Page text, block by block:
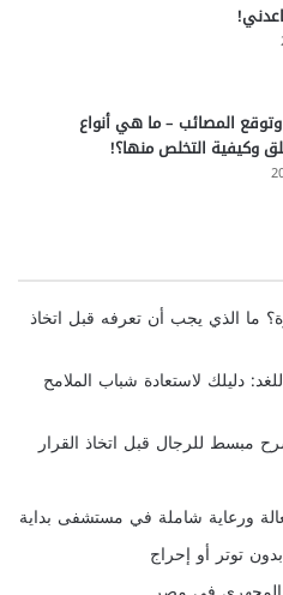
وتوقع المصائب – ما هي أنواع
وكيفية التخلص منها؟!
ما الذي يجب أن تعرفه قبل اتخاذ
دليلك لاستعادة شباب الملامح
مبسط للرجال قبل اتخاذ القرار
ورعاية شاملة في مستشفى بداية
توتر أو إحراج